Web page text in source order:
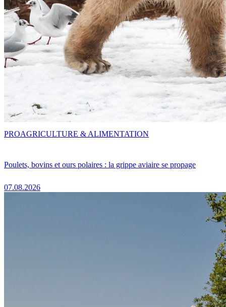
Poulets, bovins et ours polaires : la grippe aviaire se propage
07.08.2026
PROAGRICULTURE & ALIMENTATION